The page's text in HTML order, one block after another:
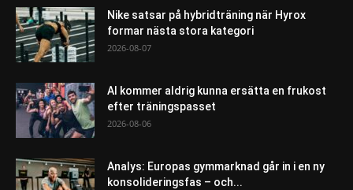
Nike satsar på hybridträning när Hyrox
formar nästa stora kategori
2026-08-07
AI kommer aldrig kunna ersätta en frukost
efter träningspasset
2026-08-06
Analys: Europas gymmarknad går in i en ny
konsolideringsfas – och...